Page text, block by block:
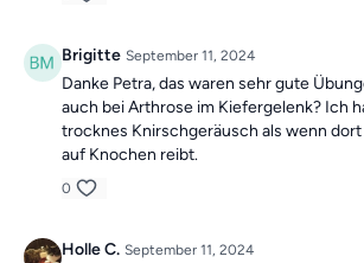
Brigitte September 11, 2024
Danke Petra, das waren sehr gute
auch bei Arthrose im Kiefergelenk? Ich
trocknes Knirschgeräusch als wenn
auf Knochen reibt.
0
Holle C. September 11, 2024